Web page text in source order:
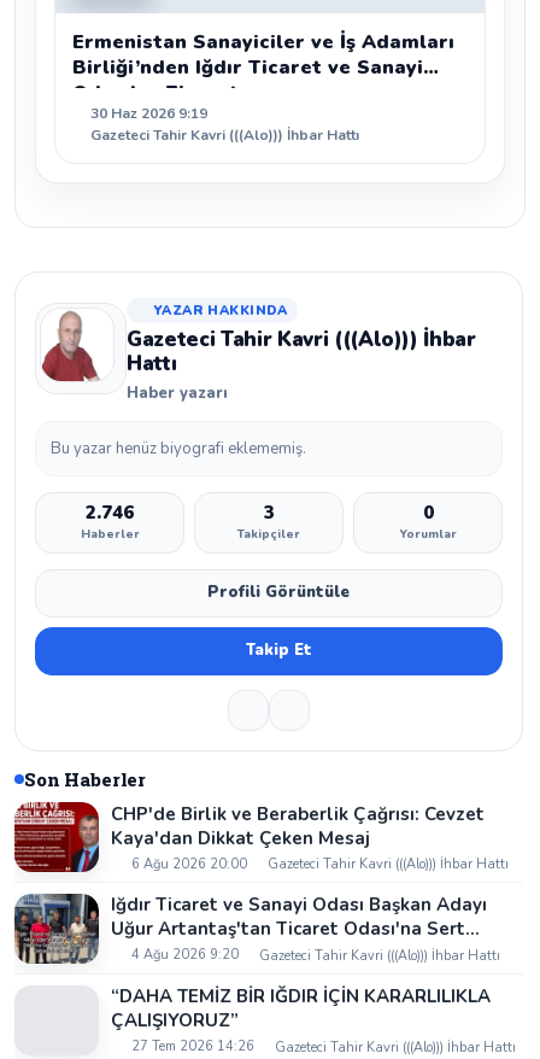
Ermenistan Sanayiciler ve İş Adamları
Birliği’nden Iğdır Ticaret ve Sanayi
Odası’na Ziyaret
30 Haz 2026 9:19
Gazeteci Tahir Kavri (((Alo))) İhbar Hattı
YAZAR HAKKINDA
Gazeteci Tahir Kavri (((Alo))) İhbar
Hattı
Haber yazarı
Bu yazar henüz biyografi eklememiş.
2.746
Haberler
3
Takipçiler
0
Yorumlar
Profili Görüntüle
Takip Et
Son Haberler
CHP'de Birlik ve Beraberlik Çağrısı: Cevzet
Kaya'dan Dikkat Çeken Mesaj
6 Ağu 2026 20:00 Gazeteci Tahir Kavri (((Alo))) İhbar Hattı
Iğdır Ticaret ve Sanayi Odası Başkan Adayı
Uğur Artantaş'tan Ticaret Odası'na Sert
Eleştiri: "Nakliyeci Sahipsiz Bırakılamaz"
4 Ağu 2026 9:20 Gazeteci Tahir Kavri (((Alo))) İhbar Hattı
“DAHA TEMİZ BİR IĞDIR İÇİN KARARLILIKLA
ÇALIŞIYORUZ”
27 Tem 2026 14:26 Gazeteci Tahir Kavri (((Alo))) İhbar Hattı